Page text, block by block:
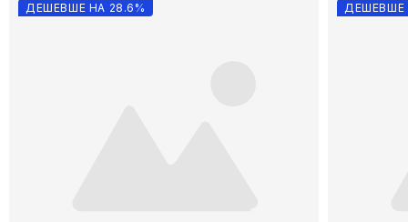
ДЕШЕВШЕ НА 28.6% ДЕШЕВШЕ